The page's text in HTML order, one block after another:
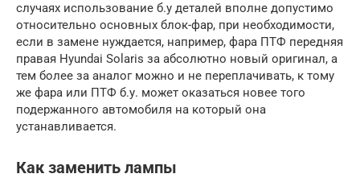
случаях использование б.у деталей вполне допустимо
относительно основных блок-фар, при необходимости,
если в замене нуждается, например, фара ПТФ передняя
правая Hyundai Solaris за абсолютно новый оригинал, а
тем более за аналог можно и не переплачивать, к тому
же фара или ПТФ б.у. может оказаться новее того
подержанного автомобиля на который она
устанавливается.
Как заменить лампы